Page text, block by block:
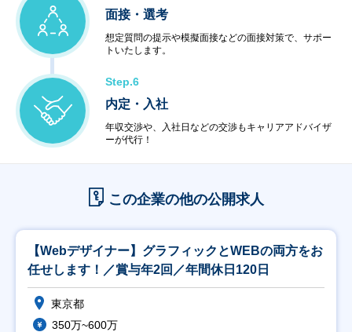
面接・選考
想定質問の提示や模擬面接などの面接対策で、サポー
トいたします。
Step.6
内定・入社
年収交渉や、入社日などの交渉もキャリアアドバイザ
ーが代行！
この企業の他の公開求人
【Webデザイナー】グラフィックとWEBの両方をお
任せします！／賞与年2回／年間休日120日
東京都
350万~600万